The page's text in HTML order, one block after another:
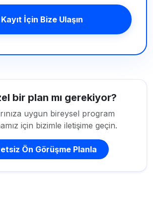
Kayıt İçin Bize Ulaşın
bir plan mı gerekiyor?
uygun bireysel program
için bizimle iletişime geçin.
Ön Görüşme Planla